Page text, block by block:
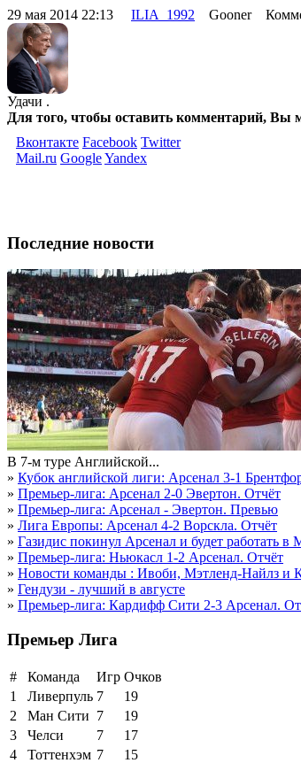
29 мая 2014 22:13 ILIA_1992 Gooner
Удачи .
Для того, чтобы оставить комментарий, Вы
Вконтакте Facebook Twitter
Mail.ru GoogleYandex
Последние новости
В 7-м туре Английской...
» Кубок английской лиги: Арсенал 3-1
» Премьер-лига: Арсенал 2-0 Эвертон. Отчёт
» Премьер-лига: Арсенал - Эвертон. Превью
» Лига Европы: Арсенал 4-2 Ворскла. Отчёт
» Газидис покинул Арсенал и будет работать в
» Премьер-лига: Ньюкасл 1-2 Арсенал. Отчёт
» Новости команды : Ивоби, Мэтленд-Найлз и
» Гендузи - лучший в августе
» Премьер-лига: Кардифф Сити 2-3 Арсенал.
Премьер Лига
# Команда Игр Очков
1
Ливерпуль 7
19
2
Ман Сити 7
19
3
Челси 7
17
4
Тоттенхэм 7
15